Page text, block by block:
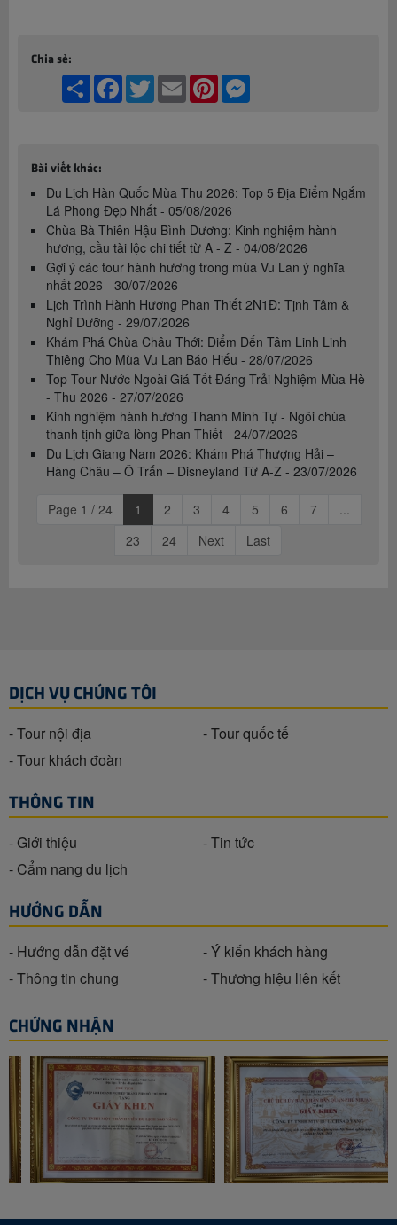
Chia sẻ:
Share Facebook
TwitterEmail Pinterest
Bài viết khác:
Du Lịch Hàn Quốc Mùa Thu 2026: Top 5 Địa Điểm Ngắm
Lá Phong Đẹp Nhất - 05/08/2026
Chùa Bà Thiên Hậu Bình Dương: Kinh nghiệm hành
hương, cầu tài lộc chi tiết từ A - Z - 04/08/2026
Gợi ý các tour hành hương trong mùa Vu Lan ý nghĩa
nhất 2026 - 30/07/2026
Lịch Trình Hành Hương Phan Thiết 2N1Đ: Tịnh Tâm &
Nghỉ Dưỡng - 29/07/2026
Khám Phá Chùa Châu Thới: Điểm Đến Tâm Linh Linh
Thiêng Cho Mùa Vu Lan Báo Hiếu - 28/07/2026
Top Tour Nước Ngoài Giá Tốt Đáng Trải Nghiệm Mùa Hè
- Thu 2026 - 27/07/2026
Kinh nghiệm hành hương Thanh Minh Tự - Ngôi chùa
thanh tịnh giữa lòng Phan Thiết - 24/07/2026
Du Lịch Giang Nam 2026: Khám Phá Thượng Hải –
Hàng Châu – Ô Trấn – Disneyland Từ A-Z - 23/07/2026
Page 1 / 24 1 2 3 4 5 6 7
...
23
24 Next Last
DỊCH VỤ CHÚNG TÔI
- Tour nội địa
- Tour quốc tế
- Tour khách đoàn
THÔNG TIN
- Giới thiệu
- Tin tức
- Cẩm nang du lịch
HƯỚNG DẪN
- Hướng dẫn đặt vé
- Ý kiến khách hàng
- Thông tin chung
- Thương hiệu liên kết
CHỨNG NHẬN